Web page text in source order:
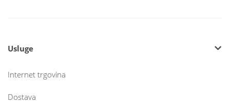
Usluge
Internet trgovina
Dostava